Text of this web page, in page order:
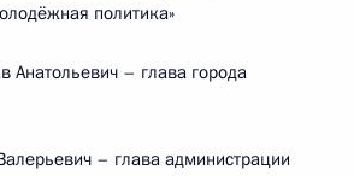
политика»
– глава города
– глава администрации